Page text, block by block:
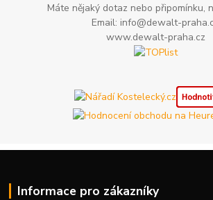
Máte nějaký dotaz nebo připomínku,
Email: info@dewalt-
www.dewalt-praha.cz
Informace pro zákazníky